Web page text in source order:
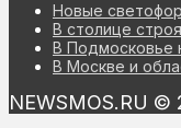
Новые
В столице
В Подмосковье
В Москве и
NEWSMOS.RU ©